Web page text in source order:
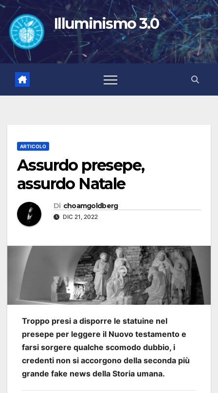
Salta
contenuto
Illuminismo 3.0
ARTICOLO
Assurdo presepe,
assurdo Natale
Di choamgoldberg
DIC 21, 2022
Troppo presi a disporre le statuine nel
presepe per leggere il Nuovo testamento e
farsi sorgere qualche scomodo dubbio, i
credenti non si accorgono della seconda più
grande fake news della Storia umana.